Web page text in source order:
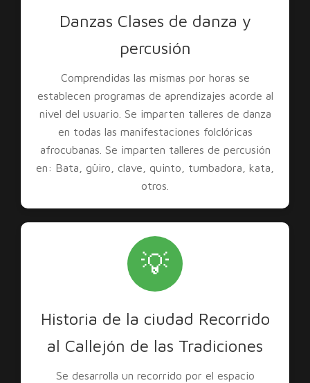
Danzas Clases de danza y
percusión
Comprendidas las mismas por horas se
establecen programas de aprendizajes acorde al
nivel del usuario. Se imparten talleres de danza
en todas las manifestaciones folclóricas
afrocubanas. Se imparten talleres de percusión
en: Bata, güiro, clave, quinto, tumbadora, kata,
otros.
💡
Historia de la ciudad Recorrido
al Callejón de las Tradiciones
Se desarrolla un recorrido por el espacio